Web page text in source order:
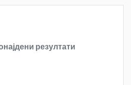
резултати